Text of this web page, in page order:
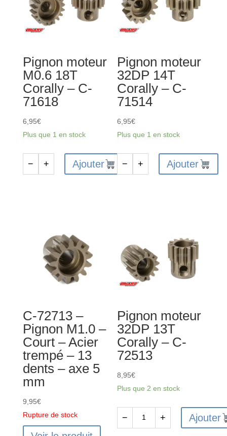
72514
71510
Pignon moteur
M0.6 18T
Corally – C-
71618
6,95€
Plus que 1 en stock
Corally
− + Ajouter
Pignon moteur
32DP 14T
Corally – C-
71514
6,95€
Plus que 1 en stock
Corally
71514
− + Ajouter
C-72713 –
Pignon M1.0 –
Court – Acier
trempé – 13
dents – axe 5
mm
9,95€
Rupture de stock
Pignon moteur
32DP 13T
Corally – C-
72513
8,95€
Plus que 2 en stock
− + Ajouter